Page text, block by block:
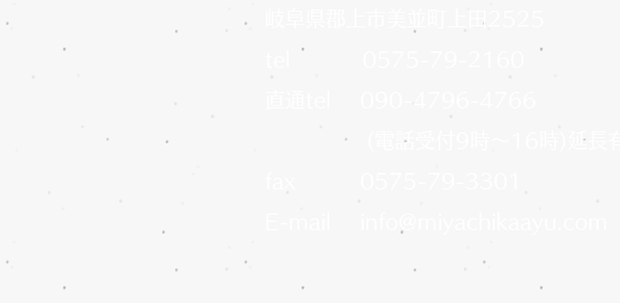
岐阜県郡上市美並町上田2525
(電話受付9時～16時)延長有